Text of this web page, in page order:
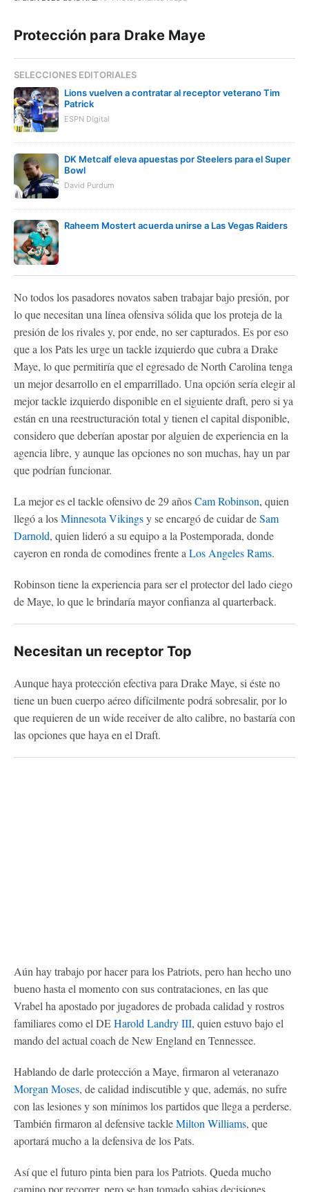
Protección para Drake Maye
SELECCIONES EDITORIALES
Lions vuelven a contratar al receptor veterano Tim
Patrick
ESPN Digital
DK Metcalf eleva apuestas por Steelers para el Super
Bowl
David Purdum
Raheem Mostert acuerda unirse a Las Vegas Raiders
No todos los pasadores novatos saben trabajar bajo presión, por
lo que necesitan una línea ofensiva sólida que los proteja de la
presión de los rivales y, por ende, no ser capturados. Es por eso
que a los Pats les urge un tackle izquierdo que cubra a Drake
Maye, lo que permitiría que el egresado de North Carolina tenga
un mejor desarrollo en el emparrillado. Una opción sería elegir al
mejor tackle izquierdo disponible en el siguiente draft, pero si ya
están en una reestructuración total y tienen el capital disponible,
considero que deberían apostar por alguien de experiencia en la
agencia libre, y aunque las opciones no son muchas, hay un par
que podrían funcionar.
La mejor es el tackle ofensivo de 29 añosCam Robinson, quien
llegó a losMinnesota Vikingsy se encargó de cuidar deSam
Darnold, quien lideró a su equipo a la Postemporada, donde
cayeron en ronda de comodines frente a Los Angeles Rams.
Robinson tiene la experiencia para ser el protector del lado ciego
de Maye, lo que le brindaría mayor confianza al quarterback.
Necesitan un receptor Top
Aunque haya protección efectiva para Drake Maye, si éste no
tiene un buen cuerpo aéreo difícilmente podrá sobresalir, por lo
que requieren de un wide receiver de alto calibre, no bastaría con
las opciones que haya en el Draft.
Aún hay trabajo por hacer para los Patriots, pero han hecho uno
bueno hasta el momento con sus contrataciones, en las que
Vrabel ha apostado por jugadores de probada calidad y rostros
familiares como el DEHarold Landry III, quien estuvo bajo el
mando del actual coach de New England en Tennessee.
Hablando de darle protección a Maye, firmaron al veteranazo
Morgan Moses, de calidad indiscutible y que, además, no sufre
con las lesiones y son mínimos los partidos que llega a perderse.
También firmaron al defensive tackleMilton Williams, que
aportará mucho a la defensiva de los Pats.
Así que el futuro pinta bien para los Patriots. Queda mucho
camino por recorrer, pero se han tomado sabias decisiones.